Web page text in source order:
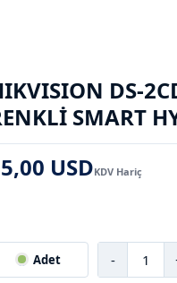
DS-
SMART
USDKDV Hariç
Adet -